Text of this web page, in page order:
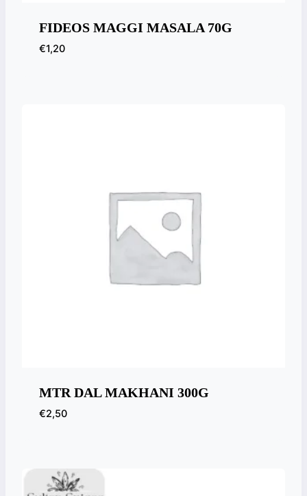
FIDEOS MAGGI MASALA 70G
€1,20
MTR DAL MAKHANI 300G
€2,50